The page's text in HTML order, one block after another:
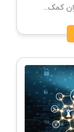
کمک...